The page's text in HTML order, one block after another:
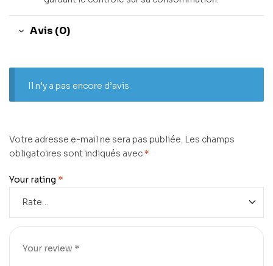
Avis (0)
Il n’y a pas encore d’avis.
Votre adresse e-mail ne sera pas publiée. Les champs
obligatoires sont indiqués avec*
Your rating *